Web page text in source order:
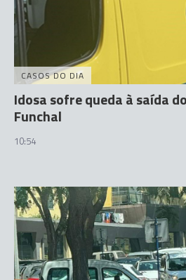
CASOS DO DIA
Idosa sofre queda à saída
Funchal
10:54